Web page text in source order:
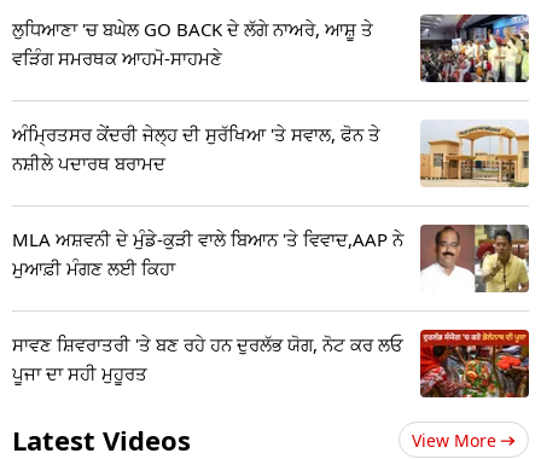
ਲੁਧਿਆਣਾ 'ਚ ਬਘੇਲ GO BACK ਦੇ ਲੱਗੇ ਨਾਅਰੇ, ਆਸ਼ੂ ਤੇ
ਵੜਿੰਗ ਸਮਰਥਕ ਆਹਮੋ-ਸਾਹਮਣੇ
ਅੰਮ੍ਰਿਤਸਰ ਕੇਂਦਰੀ ਜੇਲ੍ਹ ਦੀ ਸੁਰੱਖਿਆ 'ਤੇ ਸਵਾਲ, ਫੋਨ ਤੇ
ਨਸ਼ੀਲੇ ਪਦਾਰਥ ਬਰਾਮਦ
MLA ਅਸ਼ਵਨੀ ਦੇ ਮੁੰਡੇ-ਕੁੜੀ ਵਾਲੇ ਬਿਆਨ 'ਤੇ ਵਿਵਾਦ,AAP ਨੇ
ਮੁਆਫ਼ੀ ਮੰਗਣ ਲਈ ਕਿਹਾ
ਸਾਵਣ ਸ਼ਿਵਰਾਤਰੀ 'ਤੇ ਬਣ ਰਹੇ ਹਨ ਦੁਰਲੱਭ ਯੋਗ, ਨੋਟ ਕਰ ਲਓ
ਪੂਜਾ ਦਾ ਸਹੀ ਮੁਹੂਰਤ
Latest Videos View More